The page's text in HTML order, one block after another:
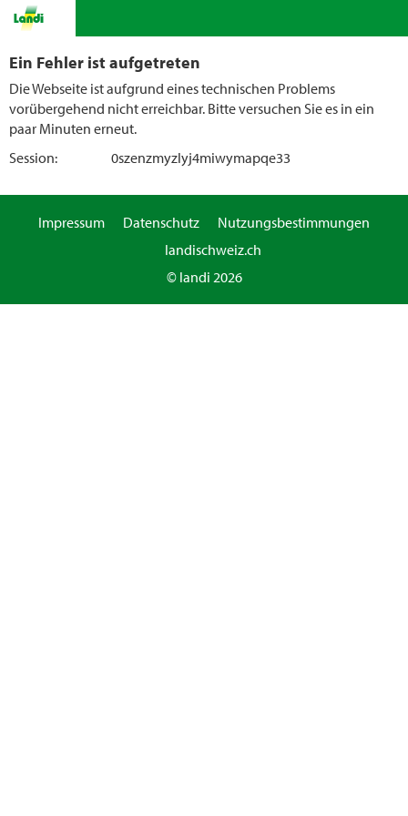
Ein Fehler ist aufgetreten
Die Webseite ist aufgrund eines technischen Problems
vorübergehend nicht erreichbar. Bitte versuchen Sie es in ein
paar Minuten erneut.
Session:
0szenzmyzlyj4miwymapqe33
Impressum Datenschutz
Nutzungsbestimmungen
landischweiz.ch
© landi 2026